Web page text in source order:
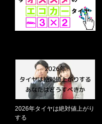
2026年タイヤは絶対値上がり
する